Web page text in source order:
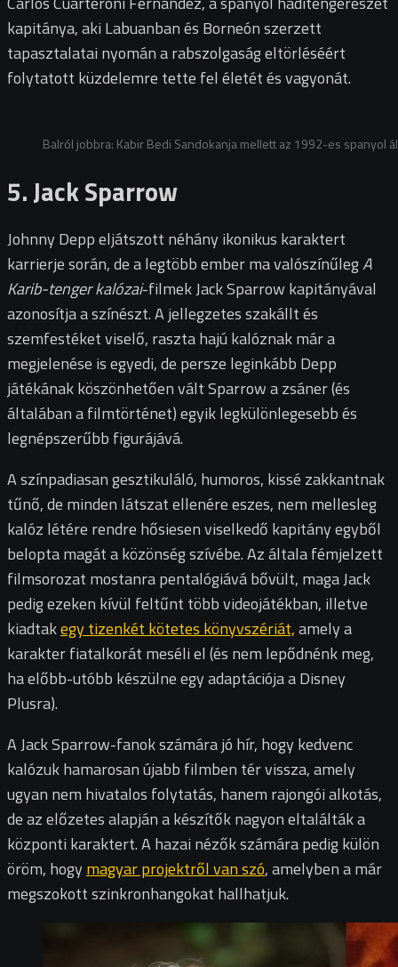
kapitánya, aki Labuanban és Borneón szerzett
tapasztalatai nyomán a rabszolgaság eltörléséért
folytatott küzdelemre tette fel életét és vagyonát.
Balról jobbra: Kabir Bedi Sandokanja mellett az 1992-es
5. Jack Sparrow
Johnny Depp eljátszott néhány ikonikus karaktert
karrierje során, de a legtöbb ember ma valószínűlegA
Karib-tenger kalózai-filmek Jack Sparrow kapitányával
azonosítja a színészt. A jellegzetes szakállt és
szemfestéket viselő, raszta hajú kalóznak már a
megjelenése is egyedi, de persze leginkább Depp
játékának köszönhetően vált Sparrow a zsáner (és
általában a filmtörténet) egyik legkülönlegesebb és
legnépszerűbb figurájává.
A színpadiasan gesztikuláló, humoros, kissé zakkantnak
tűnő, de minden látszat ellenére eszes, nem mellesleg
kalóz létére rendre hősiesen viselkedő kapitány egyből
belopta magát a közönség szívébe. Az általa fémjelzett
filmsorozat mostanra pentalógiává bővült, maga Jack
pedig ezeken kívül feltűnt több videojátékban, illetve
kiadtakegy tizenkét kötetes könyvszériát,amely a
karakter fiatalkorát meséli el (és nem lepődnénk meg,
ha előbb-utóbb készülne egy adaptációja a Disney
Plusra).
A Jack Sparrow-fanok számára jó hír, hogy kedvenc
kalózuk hamarosan újabb filmben tér vissza, amely
ugyan nem hivatalos folytatás, hanem rajongói alkotás,
de az előzetes alapján a készítők nagyon eltalálták a
központi karaktert. A hazai nézők számára pedig külön
öröm, hogymagyar projektről van szó, amelyben a már
megszokott szinkronhangokat hallhatjuk.